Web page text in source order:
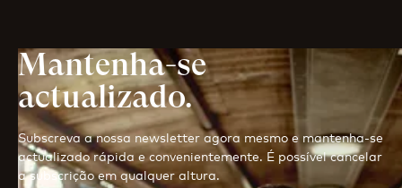
Mantenha-se
actualizado.
Subscreva a nossa newsletter agora mesmo e mantenha-se
actualizado rápida e convenientemente. É possível cancelar
a subscrição em qualquer altura.